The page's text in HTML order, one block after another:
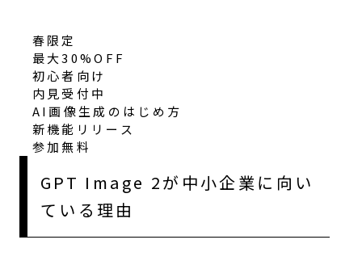
春限定
最大30%OFF
初心者向け
内見受付中
AI画像生成のはじめ方
新機能リリース
参加無料
GPT Image 2が中小企業に向い
ている理由